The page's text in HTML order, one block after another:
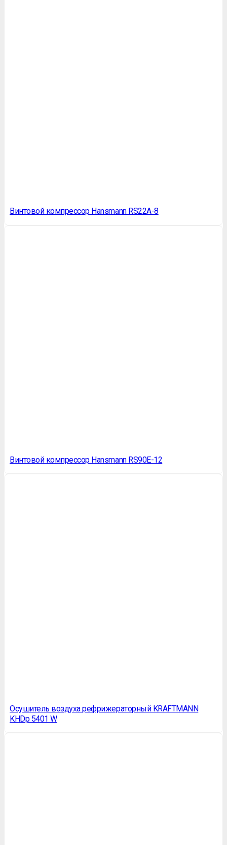
Винтовой компрессор Hansmann RS22A-8
Винтовой компрессор Hansmann RS90Е-12
Осушитель воздуха рефрижераторный KRAFTMANN
KHDp 5401 W